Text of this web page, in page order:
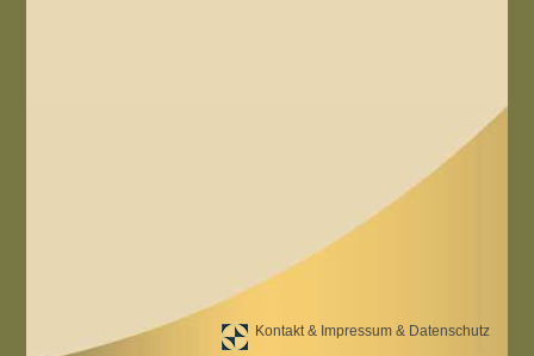
Kontakt & Impressum & Datenschutz